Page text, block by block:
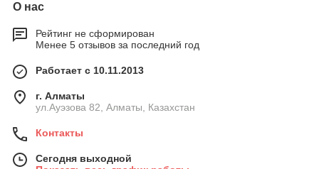
О нас
Рейтинг не сформирован
Менее 5 отзывов за последний год
Работает с 10.11.2013
г. Алматы
ул.Ауэзова 82, Алматы, Казахстан
Контакты
Сегодня выходной